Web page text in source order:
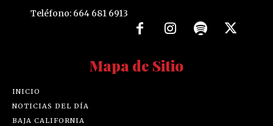
Teléfono: 664 681 6913
Mapa de Sitio
INICIO
NOTICIAS DEL DÍA
BAJA CALIFORNIA